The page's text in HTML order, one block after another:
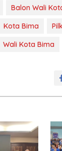
Balon Wali
Kota Bima
Wali Kota Bima